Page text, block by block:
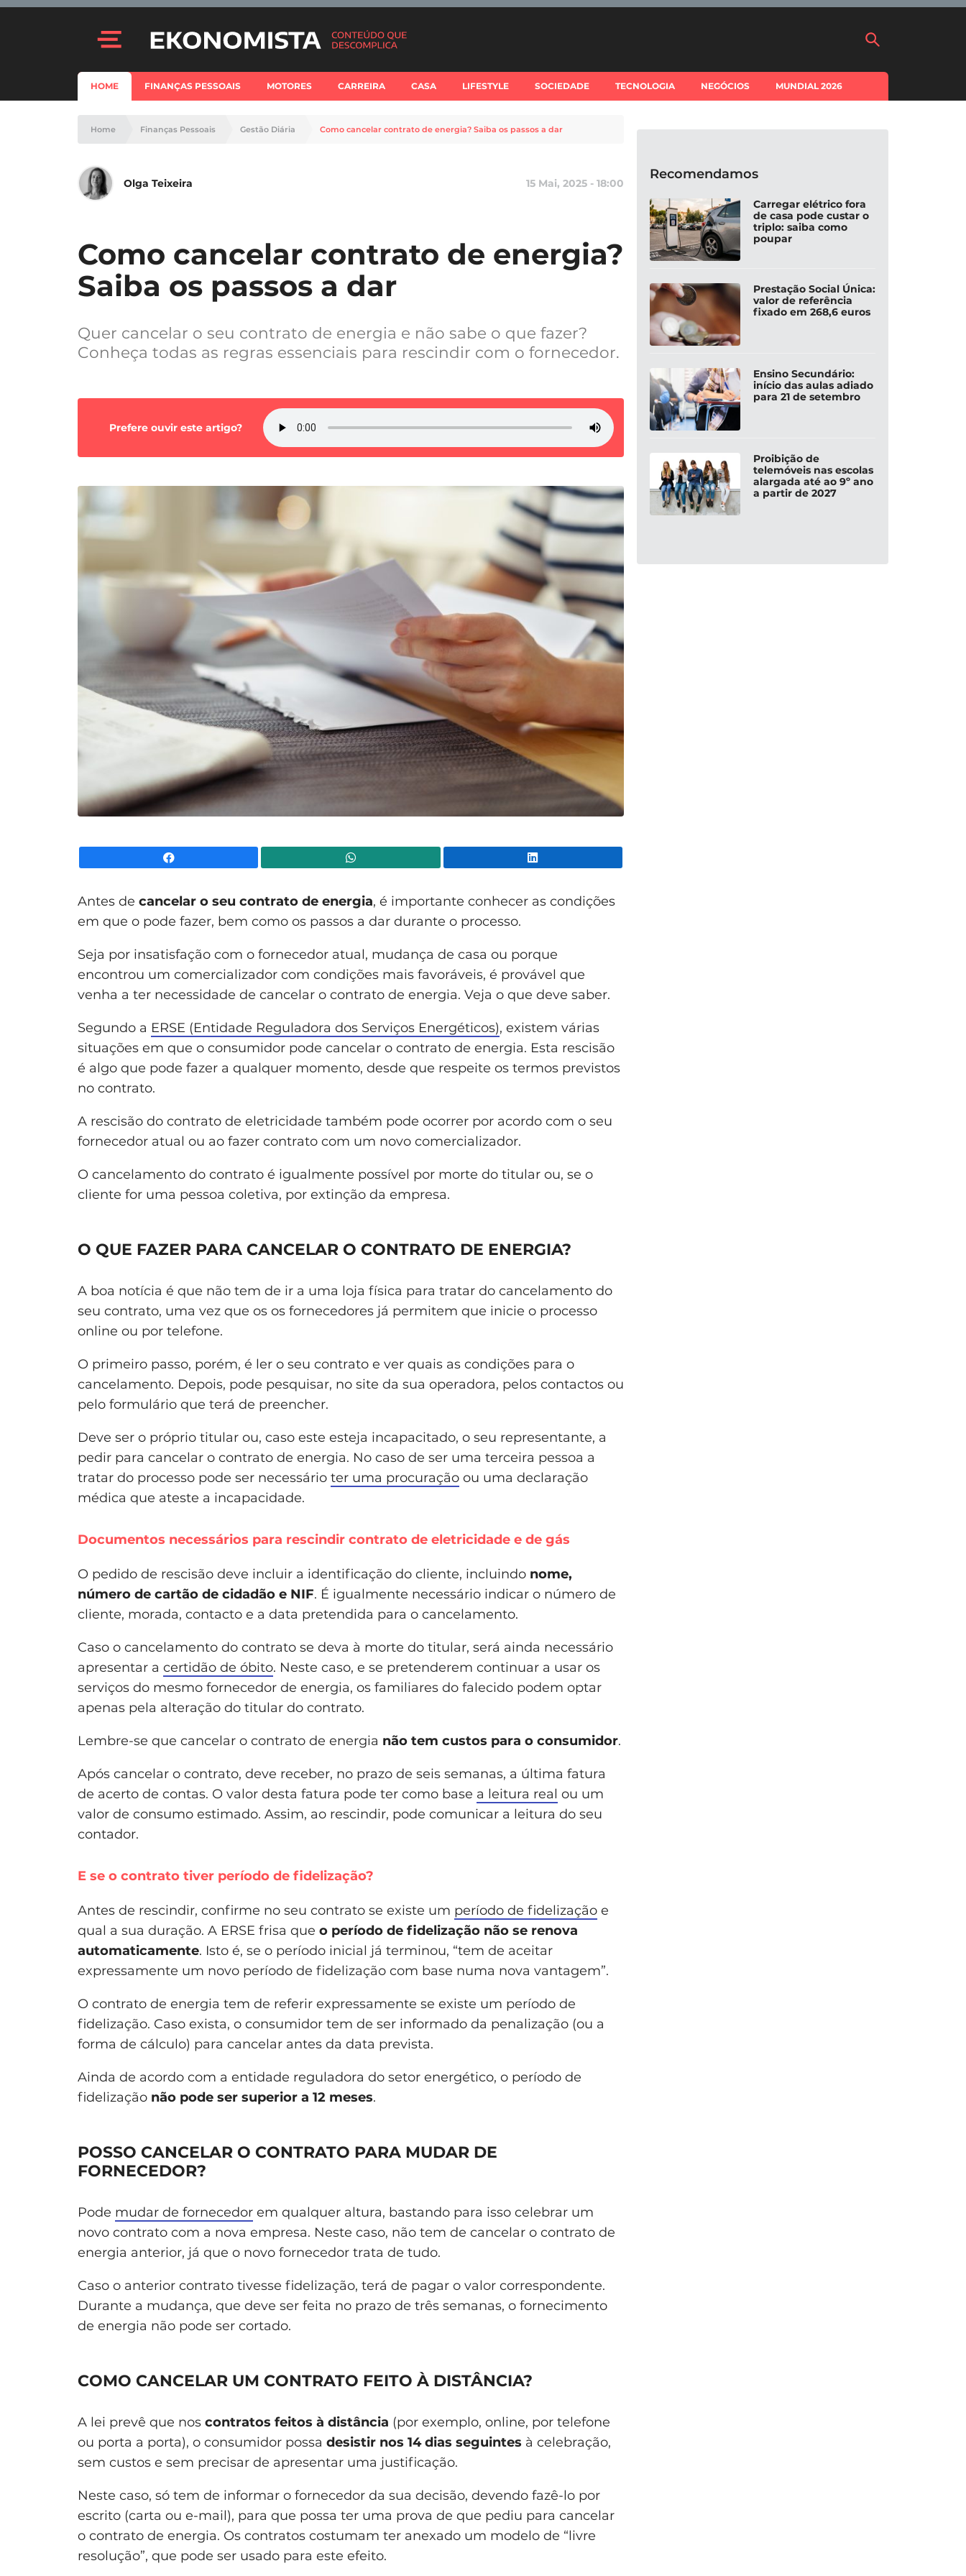
HOME FINANÇAS PESSOAIS MOTORES CARREIRA CASA LIFESTYLE SOCIEDADE TECNOLOGIA NEGÓCIOS MUNDIAL 2026
Home Finanças Pessoais Gestão Diária Como cancelar contrato de energia? Saiba os passos a dar
Olga Teixeira 15 Mai, 2025 - 18:00
Como cancelar contrato de energia?
Saiba os passos a dar
Quer cancelar o seu contrato de energia e não sabe o que fazer?
Conheça todas as regras essenciais para rescindir com o fornecedor.
Prefere ouvir este artigo?
Antes de cancelar o seu contrato de energia, é importante conhecer as condições
em que o pode fazer, bem como os passos a dar durante o processo.
Seja por insatisfação com o fornecedor atual, mudança de casa ou porque
encontrou um comercializador com condições mais favoráveis, é provável que
venha a ter necessidade de cancelar o contrato de energia. Veja o que deve saber.
Segundo a ERSE (Entidade Reguladora dos Serviços Energéticos), existem várias
situações em que o consumidor pode cancelar o contrato de energia. Esta rescisão
é algo que pode fazer a qualquer momento, desde que respeite os termos previstos
no contrato.
A rescisão do contrato de eletricidade também pode ocorrer por acordo com o seu
fornecedor atual ou ao fazer contrato com um novo comercializador.
O cancelamento do contrato é igualmente possível por morte do titular ou, se o
cliente for uma pessoa coletiva, por extinção da empresa.
O QUE FAZER PARA CANCELAR O CONTRATO DE ENERGIA?
A boa notícia é que não tem de ir a uma loja física para tratar do cancelamento do
seu contrato, uma vez que os os fornecedores já permitem que inicie o processo
online ou por telefone.
O primeiro passo, porém, é ler o seu contrato e ver quais as condições para o
cancelamento. Depois, pode pesquisar, no site da sua operadora, pelos contactos ou
pelo formulário que terá de preencher.
Deve ser o próprio titular ou, caso este esteja incapacitado, o seu representante, a
pedir para cancelar o contrato de energia. No caso de ser uma terceira pessoa a
tratar do processo pode ser necessário ter uma procuração ou uma declaração
médica que ateste a incapacidade.
Documentos necessários para rescindir contrato de eletricidade e de gás
O pedido de rescisão deve incluir a identificação do cliente, incluindo nome,
número de cartão de cidadão e NIF. É igualmente necessário indicar o número de
cliente, morada, contacto e a data pretendida para o cancelamento.
Caso o cancelamento do contrato se deva à morte do titular, será ainda necessário
apresentar a certidão de óbito. Neste caso, e se pretenderem continuar a usar os
serviços do mesmo fornecedor de energia, os familiares do falecido podem optar
apenas pela alteração do titular do contrato.
Lembre-se que cancelar o contrato de energia não tem custos para o consumidor.
Após cancelar o contrato, deve receber, no prazo de seis semanas, a última fatura
de acerto de contas. O valor desta fatura pode ter como base a leitura real ou um
valor de consumo estimado. Assim, ao rescindir, pode comunicar a leitura do seu
contador.
E se o contrato tiver período de fidelização?
Antes de rescindir, confirme no seu contrato se existe um período de fidelização e
qual a sua duração. A ERSE frisa que o período de fidelização não se renova
automaticamente. Isto é, se o período inicial já terminou, “tem de aceitar
expressamente um novo período de fidelização com base numa nova vantagem”.
O contrato de energia tem de referir expressamente se existe um período de
fidelização. Caso exista, o consumidor tem de ser informado da penalização (ou a
forma de cálculo) para cancelar antes da data prevista.
Ainda de acordo com a entidade reguladora do setor energético, o período de
fidelização não pode ser superior a 12 meses.
POSSO CANCELAR O CONTRATO PARA MUDAR DE
FORNECEDOR?
Pode mudar de fornecedor em qualquer altura, bastando para isso celebrar um
novo contrato com a nova empresa. Neste caso, não tem de cancelar o contrato de
energia anterior, já que o novo fornecedor trata de tudo.
Caso o anterior contrato tivesse fidelização, terá de pagar o valor correspondente.
Durante a mudança, que deve ser feita no prazo de três semanas, o fornecimento
de energia não pode ser cortado.
COMO CANCELAR UM CONTRATO FEITO À DISTÂNCIA?
A lei prevê que nos contratos feitos à distância (por exemplo, online, por telefone
ou porta a porta), o consumidor possa desistir nos 14 dias seguintes à celebração,
sem custos e sem precisar de apresentar uma justificação.
Neste caso, só tem de informar o fornecedor da sua decisão, devendo fazê-lo por
escrito (carta ou e-mail), para que possa ter uma prova de que pediu para cancelar
o contrato de energia. Os contratos costumam ter anexado um modelo de “livre
resolução”, que pode ser usado para este efeito.
Recomendamos
Carregar elétrico fora
de casa pode custar o
triplo: saiba como
poupar
Prestação Social Única:
valor de referência
fixado em 268,6 euros
Ensino Secundário:
início das aulas adiado
para 21 de setembro
Proibição de
telemóveis nas escolas
alargada até ao 9º ano
a partir de 2027